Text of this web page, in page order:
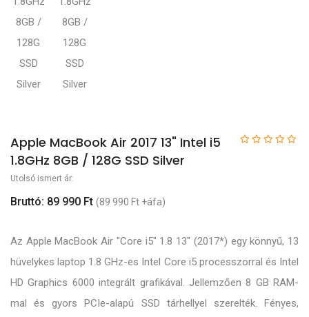
Apple MacBook Air 2017 13" Intel i5
1.8GHz 8GB / 128G SSD Silver
Utolsó ismert ár:
Bruttó: 89 990 Ft (89 990 Ft +áfa)
Az Apple MacBook Air "Core i5" 1.8 13" (2017*) egy könnyű, 13
hüvelykes laptop 1.8 GHz-es Intel Core i5 processzorral és Intel
HD Graphics 6000 integrált grafikával. Jellemzően 8 GB RAM-
mal és gyors PCIe-alapú SSD tárhellyel szerelték. Fényes,